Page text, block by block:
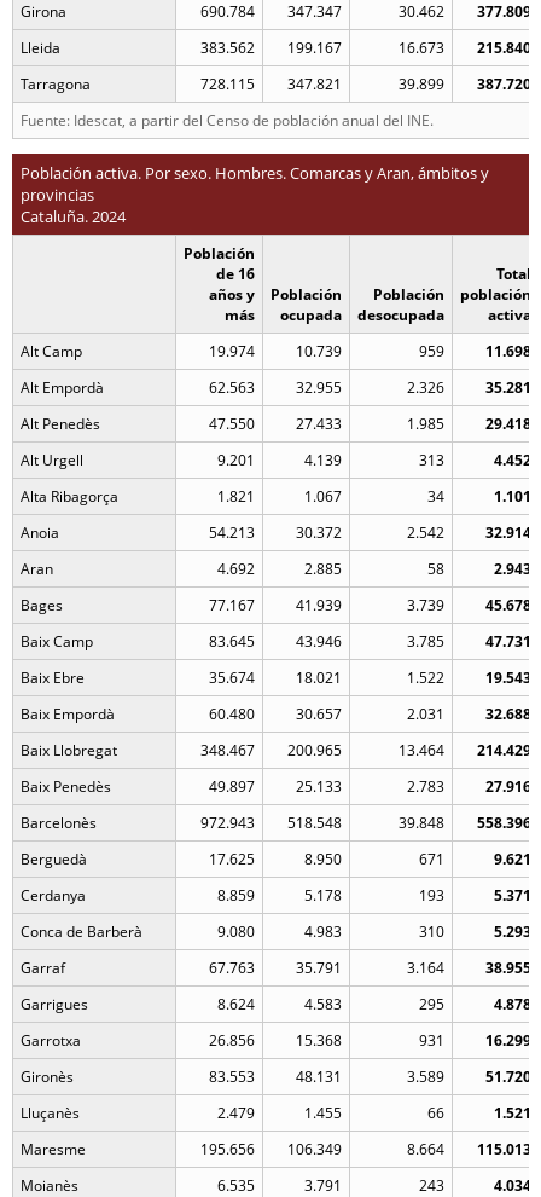
Girona
690.784 347.347 30.462
377.809
Lleida
383.562 199.167 16.673
215.840
Tarragona
728.115 347.821 39.899
387.720
Fuente: Idescat, a partir del Censo de población anual del INE.
Población activa. Por sexo. Hombres. Comarcas y Aran, ámbitos y
provincias
Cataluña. 2024
Población
de 16
años y
más
Población
ocupada
Población
desocupada
Total
población
activa
Alt Camp
19.974 10.739 959
11.698
Alt Empordà
62.563 32.955 2.326
35.281
Alt Penedès
47.550 27.433 1.985
29.418
Alt Urgell
9.201 4.139 313
4.452
Alta Ribagorça
1.821 1.067 34
1.101
Anoia
54.213 30.372 2.542
32.914
Aran
4.692 2.885 58
2.943
Bages
77.167 41.939 3.739
45.678
Baix Camp
83.645 43.946 3.785
47.731
Baix Ebre
35.674 18.021 1.522
19.543
Baix Empordà
60.480 30.657 2.031
32.688
Baix Llobregat
348.467 200.965 13.464
214.429
Baix Penedès
49.897 25.133 2.783
27.916
Barcelonès
972.943 518.548 39.848
558.396
Berguedà
17.625 8.950 671
9.621
Cerdanya
8.859 5.178 193
5.371
Conca de Barberà
9.080 4.983 310
5.293
Garraf
67.763 35.791 3.164
38.955
Garrigues
8.624 4.583 295
4.878
Garrotxa
26.856 15.368 931
16.299
Gironès
83.553 48.131 3.589
51.720
Lluçanès
2.479 1.455 66
1.521
Maresme
195.656 106.349 8.664
115.013
Moianès
6.535 3.791 243
4.034